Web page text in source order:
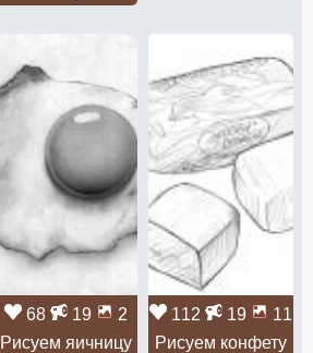
68 19
2
Рисуем яичницу
112 19
11
Рисуем конфету